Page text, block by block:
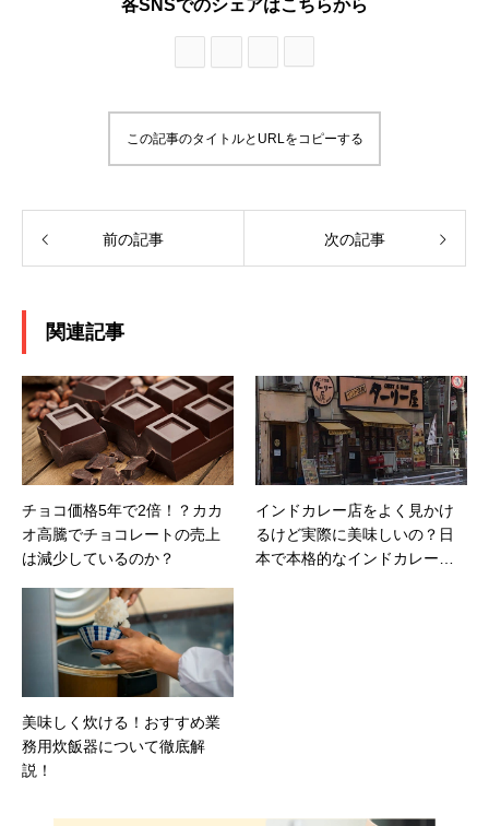
各SNSでのシェアはこちらから
この記事のタイトルとURLをコピーする
前の記事 次の記事
関連記事
チョコ価格5年で2倍！？カカ
オ高騰でチョコレートの売上
は減少しているのか？
インドカレー店をよく見かけ
るけど実際に美味しいの？日
本で本格的なインドカレーを
美味しく炊ける！おすすめ業
務用炊飯器について徹底解
説！